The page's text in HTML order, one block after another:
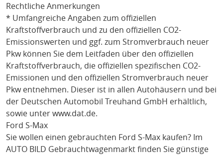
Rechtliche Anmerkungen
* Umfangreiche Angaben zum offiziellen
Kraftstoffverbrauch und zu den offiziellen CO2-
Emissionswerten und ggf. zum Stromverbrauch neuer
Pkw können Sie dem Leitfaden über den offiziellen
Kraftstoffverbrauch, die offiziellen spezifischen CO2-
Emissionen und den offiziellen Stromverbrauch neuer
Pkw entnehmen. Dieser ist in allen Autohäusern und bei
der Deutschen Automobil Treuhand GmbH erhältlich,
sowie unter www.dat.de.
Ford S-Max
Sie wollen einen gebrauchten Ford S-Max kaufen? Im
AUTO BILD Gebrauchtwagenmarkt finden Sie günstige